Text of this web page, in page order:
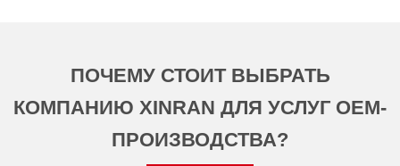
ПОЧЕМУ СТОИТ ВЫБРАТЬ
КОМПАНИЮ XINRAN ДЛЯ УСЛУГ OEM-
ПРОИЗВОДСТВА?